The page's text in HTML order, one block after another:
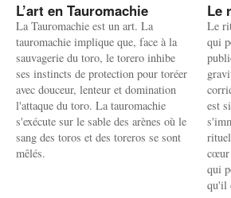
L’art en Tauromachie
La Tauromachie est un art. La
tauromachie implique que, face à la
sauvagerie du toro, le torero inhibe
ses instincts de protection pour toréer
avec douceur, lenteur et domination
l'attaque du toro. La tauromachie
s'exécute sur le sable des arènes où le
sang des toros et des toreros se sont
mêlés.
Le
Le
qui
est
cœur
qui
qu'il